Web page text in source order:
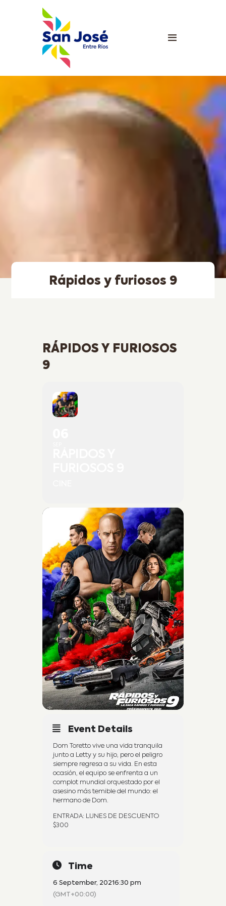
Rápidos y furiosos 9
RÁPIDOS Y FURIOSOS
9
Event Details
Dom Toretto vive una vida tranquila
junto a Letty y su hijo, pero el peligro
siempre regresa a su vida. En esta
ocasión, el equipo se enfrenta a un
complot mundial orquestado por el
asesino más temible del mundo: el
hermano de Dom.
ENTRADA: LUNES DE DESCUENTO
$300
Time
6 September, 20216:30 pm
(GMT+00:00)